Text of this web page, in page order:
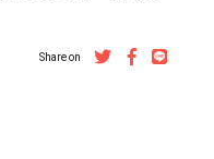
Share on